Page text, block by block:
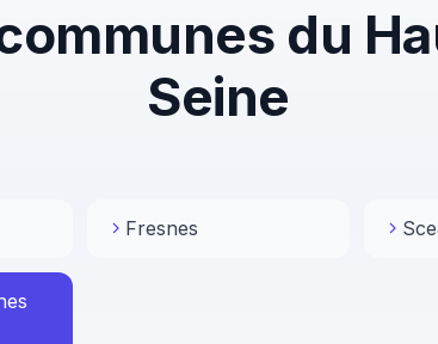
du
Seine
Fresnes